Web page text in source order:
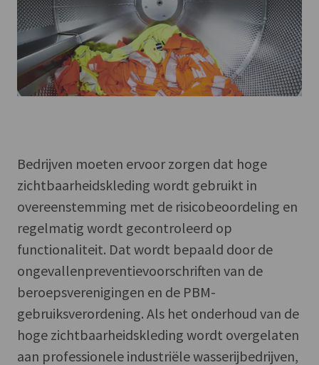
Bedrijven moeten ervoor zorgen dat hoge
zichtbaarheidskleding wordt gebruikt in
overeenstemming met de risicobeoordeling en
regelmatig wordt gecontroleerd op
functionaliteit. Dat wordt bepaald door de
ongevallenpreventievoorschriften van de
beroepsverenigingen en de PBM-
gebruiksverordening. Als het onderhoud van de
hoge zichtbaarheidskleding wordt overgelaten
aan professionele industriële wasserijbedrijven,